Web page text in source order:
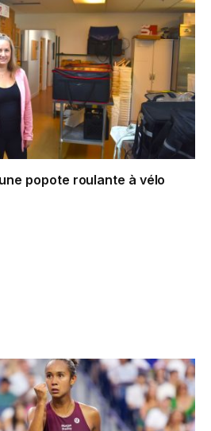
popote roulante à vélo